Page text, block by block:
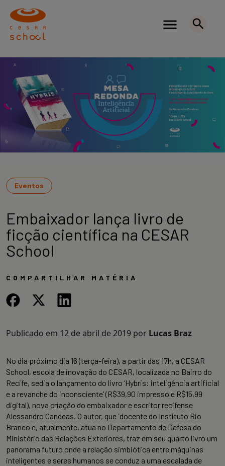
Eventos
Embaixador lança livro de
ficção científica na CESAR
School
COMPARTILHAR MATÉRIA
Publicado em 12 de abril de 2019 por Lucas Braz
No dia próximo dia 16 (terça-feira), a partir das 17h, a CESAR
School, escola de inovação do CESAR, localizada no Bairro do
Recife, sedia o lançamento do livro ‘Hybris: inteligência artificial
e a revanche do inconsciente’ (R$39,90 impresso e R$15,99
digital), nova criação do embaixador e escritor recifense
Alessandro Candeas. O autor, que ´docente do Instituto Rio
Branco e, atualmente, atua no Departamento de Defesa do
Ministério das Relações Exteriores, traz em seu quarto livro um
panorama futuro onde a relação simbiótica entre máquinas
inteligentes e seres humanos se conduz a uma escalada de